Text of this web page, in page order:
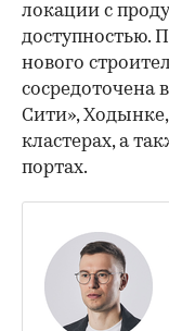
локации с
доступностью.
нового
сосредоточена
Сити»,
кластерах, а
портах.